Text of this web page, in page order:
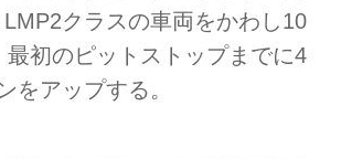
クラスの車両をかわし10
最初のピットストップまでに4
をアップする。